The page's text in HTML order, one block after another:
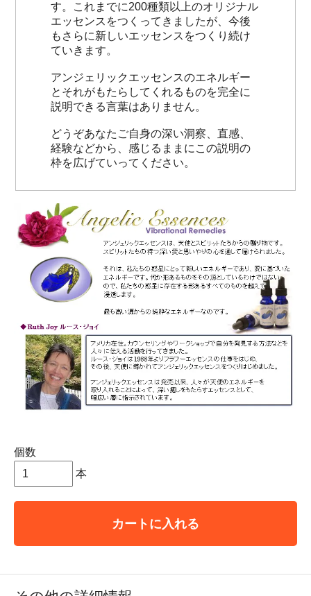
す。これまでに200種類以上のオリジナル
エッセンスをつくってきましたが、今後
もさらに新しいエッセンスをつくり続け
ていきます。
アンジェリックエッセンスのエネルギー
とそれがもたらしてくれるものを完全に
説明できる言葉はありません。
どうぞあなたご自身の深い洞察、直感、
経験などから、感じるままにこの説明の
枠を広げていってください。
個数
本
カートに入れる